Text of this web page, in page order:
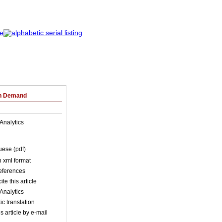
Demand
(pdf)
xml format
this article
translation
article by e-mail